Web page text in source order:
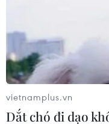
vietnamplus.vn
Dắt chó đi dạo